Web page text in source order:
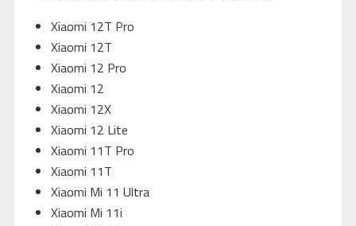
Xiaomi 12T Pro
Xiaomi 12T
Xiaomi 12 Pro
Xiaomi 12
Xiaomi 12X
Xiaomi 12 Lite
Xiaomi 11T Pro
Xiaomi 11T
Xiaomi Mi 11 Ultra
Xiaomi Mi 11i